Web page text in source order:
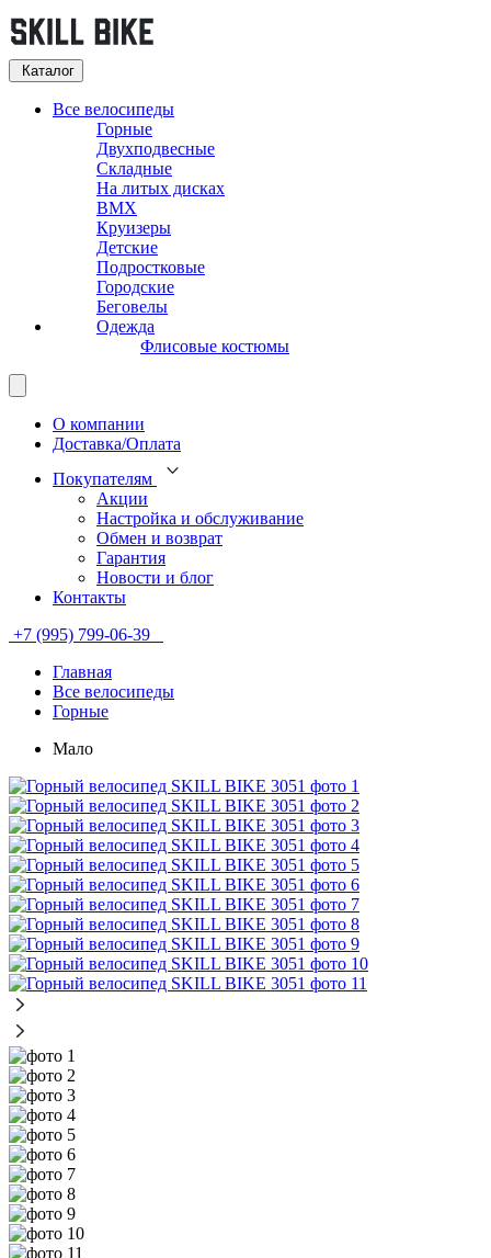
Каталог
Все велосипеды
Горные
Двухподвесные
Складные
На литых дисках
BMX
Круизеры
Детские
Подростковые
Городские
Беговелы
Одежда
Флисовые костюмы
О компании
Доставка/Оплата
Покупателям
Акции
Настройка и обслуживание
Обмен и возврат
Гарантия
Новости и блог
Контакты
+7 (995) 799-06-39
Главная
Все велосипеды
Горные
Мало